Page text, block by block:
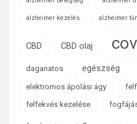
alzheimer kezelés alzheimer
CBD CBD olaj
daganatos egészség
elektromos ápolási ágy
felfekvés kezelése